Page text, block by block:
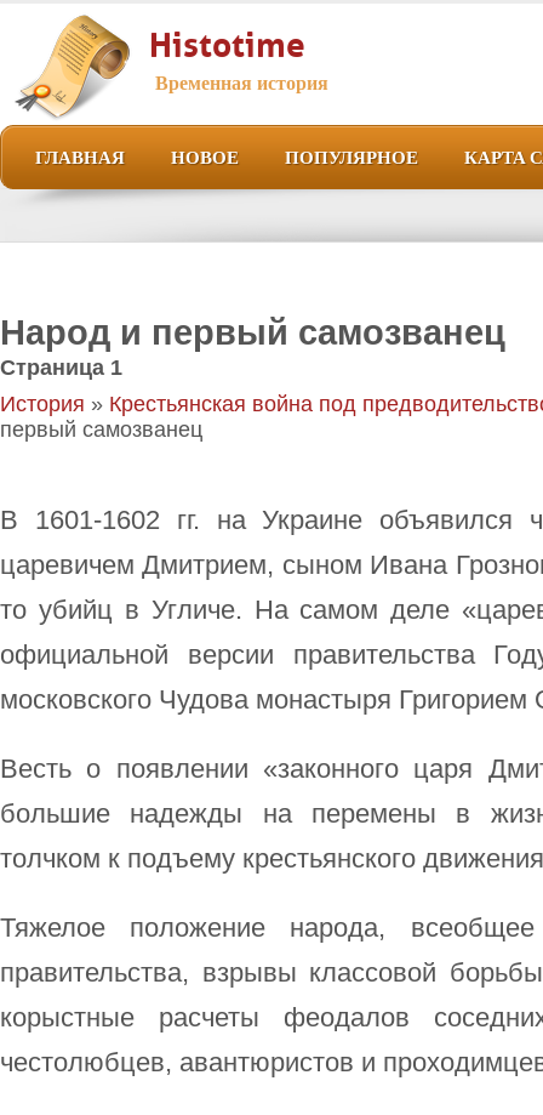
Histotime
Временная история
ГЛАВНАЯ НОВОЕ ПОПУЛЯРНОЕ КАРТА
Народ и первый самозванец
Страница 1
История » Крестьянская война под
первый самозванец
В 1601-1602 гг. на Украине объявился
царевичем Дмитрием, сыном Ивана
то убийц в Угличе. На самом деле
официальной версии правительства
московского Чудова монастыря
Весть о появлении «законного царя
большие надежды на перемены в
толчком к подъему крестьянского
Тяжелое положение народа, всеобщее
правительства, взрывы классовой
корыстные расчеты феодалов
честолюбцев, авантюристов и